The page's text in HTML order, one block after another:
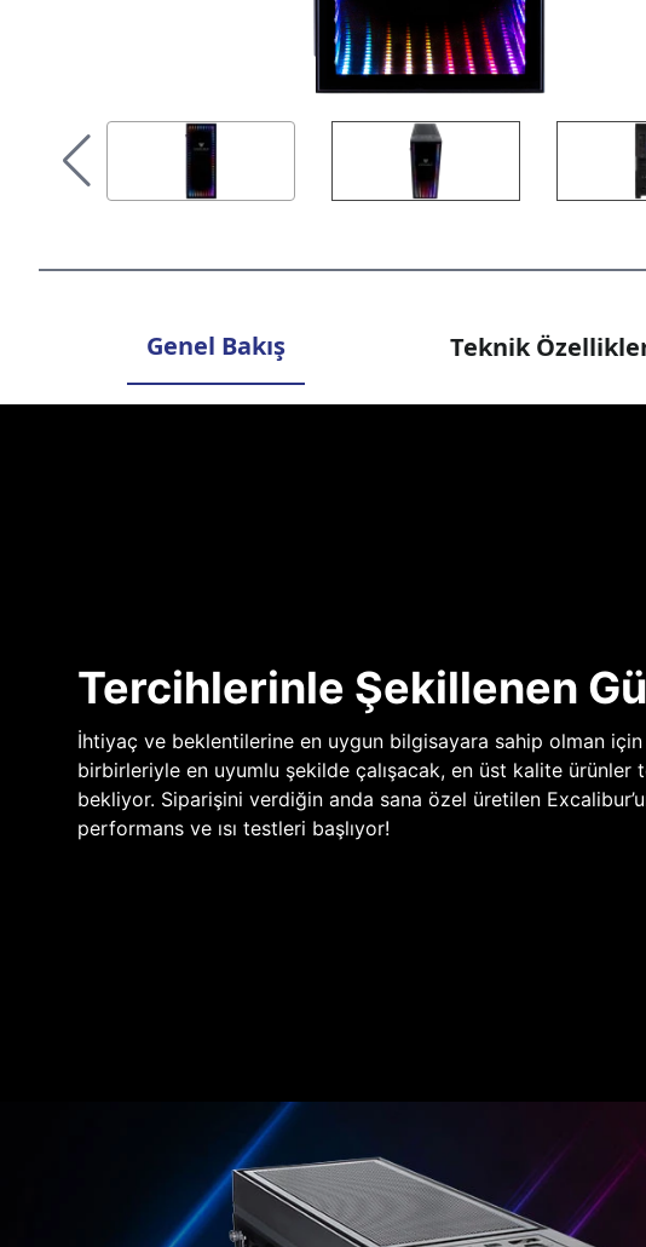
Genel Bakış Teknik
Tercihlerinle Şekillenen
İhtiyaç ve beklentilerine en uygun bilgisayara sahip olman için
birbirleriyle en uyumlu şekilde çalışacak, en üst kalite ürünler
bekliyor. Siparişini verdiğin anda sana özel üretilen
performans ve ısı testleri başlıyor!